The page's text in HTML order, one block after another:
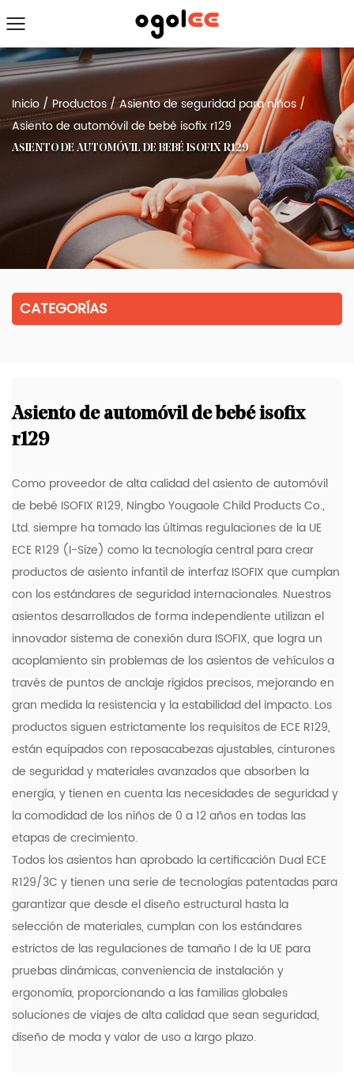
Inicio / Productos/Asiento de seguridad para niños /
Asiento de automóvil de bebé isofix r129
ASIENTO DE AUTOMÓVIL DE BEBÉ ISOFIX R129
CATEGORÍAS
Asiento de automóvil de bebé isofix
r129
Como proveedor de alta calidad del asiento de automóvil
de bebé ISOFIX R129, Ningbo Yougaole Child Products Co.,
Ltd. siempre ha tomado las últimas regulaciones de la UE
ECE R129 (I-Size) como la tecnología central para crear
productos de asiento infantil de interfaz ISOFIX que cumplan
con los estándares de seguridad internacionales. Nuestros
asientos desarrollados de forma independiente utilizan el
innovador sistema de conexión dura ISOFIX, que logra un
acoplamiento sin problemas de los asientos de vehículos a
través de puntos de anclaje rígidos precisos, mejorando en
gran medida la resistencia y la estabilidad del impacto. Los
productos siguen estrictamente los requisitos de ECE R129,
están equipados con reposacabezas ajustables, cinturones
de seguridad y materiales avanzados que absorben la
energía, y tienen en cuenta las necesidades de seguridad y
la comodidad de los niños de 0 a 12 años en todas las
etapas de crecimiento.
Todos los asientos han aprobado la certificación Dual ECE
R129/3C y tienen una serie de tecnologías patentadas para
garantizar que desde el diseño estructural hasta la
selección de materiales, cumplan con los estándares
estrictos de las regulaciones de tamaño I de la UE para
pruebas dinámicas, conveniencia de instalación y
ergonomía, proporcionando a las familias globales
soluciones de viajes de alta calidad que sean seguridad,
diseño de moda y valor de uso a largo plazo.